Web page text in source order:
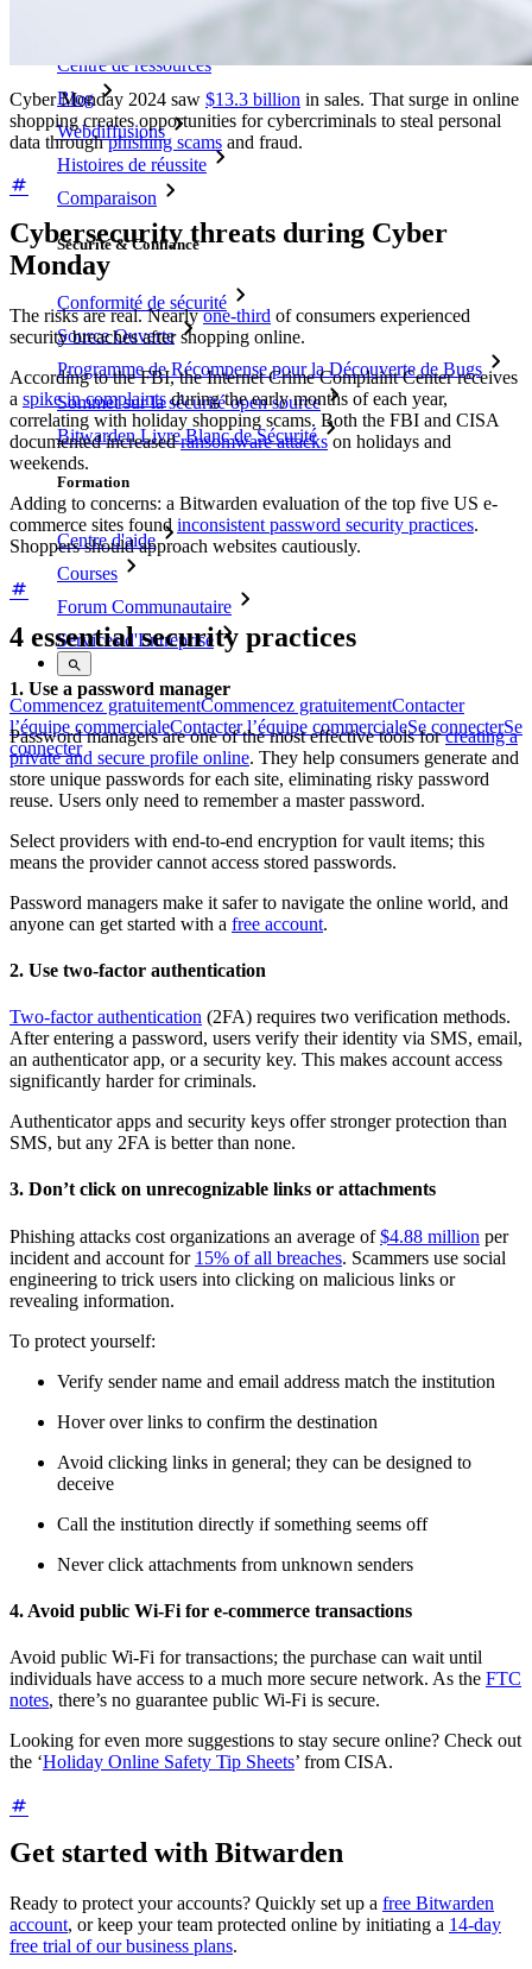
Centre de ressources
Blog
Webdiffusions
Histoires de réussite
Comparaison
Sécurité & Confiance
Conformité de sécurité
Source Ouverte
Programme de Récompense pour la Découverte de Bugs
Sommet sur la sécurité open source
Bitwarden Livre Blanc de Sécurité
Formation
Centre d'aide
Courses
Forum Communautaire
Services d'Entreprise
Commencez gratuitementCommencez gratuitementContacter
l’équipe commercialeContacter l’équipe commercialeSe connecterSe
connecter
Cyber Monday 2024 saw $13.3 billion in sales. That surge in online
shopping creates opportunities for cybercriminals to steal personal
data throughphishing scams and fraud.
Cybersecurity threats during Cyber
Monday
The risks are real. Nearlyone-third of consumers experienced
security breaches after shopping online.
According to the FBI, the Internet Crime Complaint Center receives
a spike in complaintsduring the early months of each year,
correlating with holiday shopping scams. Both the FBI and CISA
documented increasedransomware attackson holidays and
weekends.
Adding to concerns: a Bitwarden evaluation of the top five US e-
commerce sites found inconsistent password security practices.
Shoppers should approach websites cautiously.
4 essential security practices
1. Use a password manager
Password managers are one of the most effective tools forcreating a
private and secure profile online. They help consumers generate and
store unique passwords for each site, eliminating risky password
reuse. Users only need to remember a master password.
Select providers with end-to-end encryption for vault items; this
means the provider cannot access stored passwords.
Password managers make it safer to navigate the online world, and
anyone can get started with a free account.
2. Use two-factor authentication
Two-factor authentication (2FA) requires two verification methods.
After entering a password, users verify their identity via SMS, email,
an authenticator app, or a security key. This makes account access
significantly harder for criminals.
Authenticator apps and security keys offer stronger protection than
SMS, but any 2FA is better than none.
3. Don’t click on unrecognizable links or attachments
Phishing attacks cost organizations an average of$4.88 million per
incident and account for 15% of all breaches. Scammers use social
engineering to trick users into clicking on malicious links or
revealing information.
To protect yourself:
Verify sender name and email address match the institution
Hover over links to confirm the destination
Avoid clicking links in general; they can be designed to
deceive
Call the institution directly if something seems off
Never click attachments from unknown senders
4. Avoid public Wi-Fi for e-commerce transactions
Avoid public Wi-Fi for transactions; the purchase can wait until
individuals have access to a much more secure network. As the FTC
notes, there’s no guarantee public Wi-Fi is secure.
Looking for even more suggestions to stay secure online? Check out
the ‘Holiday Online Safety Tip Sheets’ from CISA.
Get started with Bitwarden
Ready to protect your accounts? Quickly set up a free Bitwarden
account, or keep your team protected online by initiating a 14-day
free trial of our business plans.